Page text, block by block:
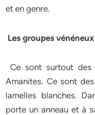
et en genre.
Les groupes vénéneux
Ce sont surtout des
Amanites. Ce sont
lamelles blanches.
porte un anneau et à